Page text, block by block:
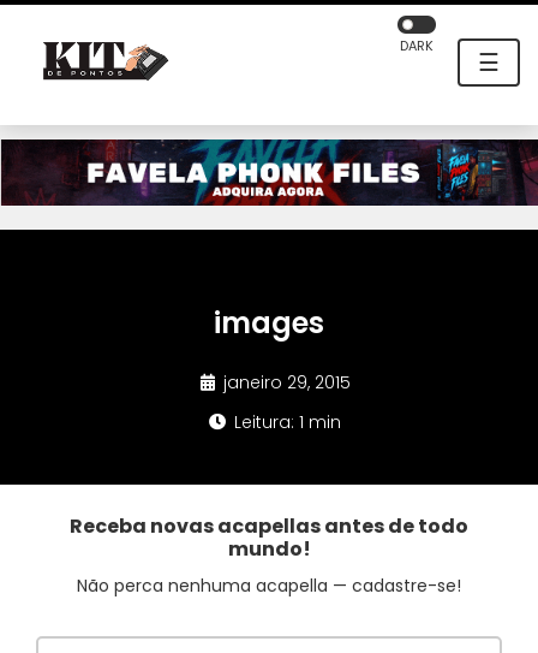
☰
DARK
images
janeiro 29, 2015
Leitura: 1 min
Receba novas acapellas antes de todo
mundo!
Não perca nenhuma acapella — cadastre-se!